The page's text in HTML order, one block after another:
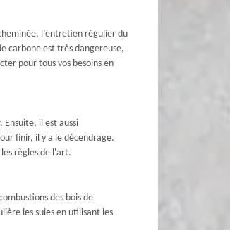
l’entretien régulier du
carbone est très dangereuse,
pour tous vos besoins en
il est aussi
finir, il y a le décendrage.
règles de l'art.
des bois de
les suies en utilisant les